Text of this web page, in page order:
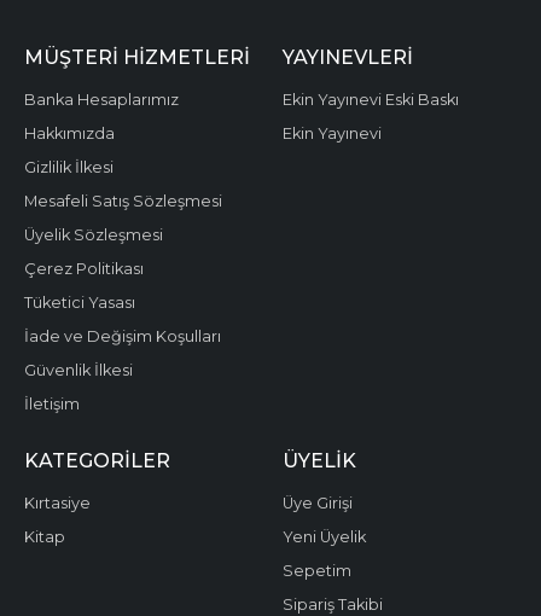
MÜŞTERI HIZMETLERI
Banka Hesaplarımız
Hakkımızda
Gizlilik İlkesi
Mesafeli Satış Sözleşmesi
Üyelik Sözleşmesi
Çerez Politikası
Tüketici Yasası
İade ve Değişim Koşulları
Güvenlik İlkesi
İletişim
YAYINEVLERI
Ekin Yayınevi Eski Baskı
Ekin Yayınevi
KATEGORILER
Kırtasiye
Kitap
ÜYELIK
Üye Girişi
Yeni Üyelik
Sepetim
Sipariş Takibi